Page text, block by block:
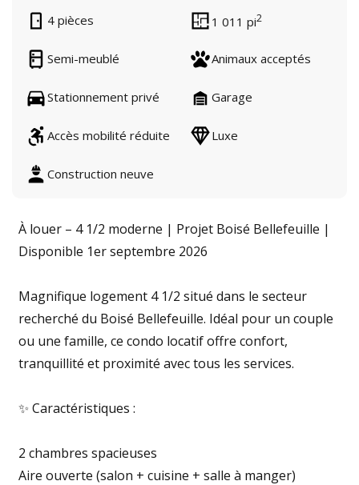
4 pièces 1 011 pi2
Semi-meublé Animaux acceptés
Stationnement privé Garage
Accès mobilité réduite Luxe
Construction neuve
À louer – 4 1/2 moderne | Projet Boisé Bellefeuille |
Disponible 1er septembre 2026
Magnifique logement 4 1/2 situé dans le secteur
recherché du Boisé Bellefeuille. Idéal pour un couple
ou une famille, ce condo locatif offre confort,
tranquillité et proximité avec tous les services.
✨ Caractéristiques :
2 chambres spacieuses
Aire ouverte (salon + cuisine + salle à manger)